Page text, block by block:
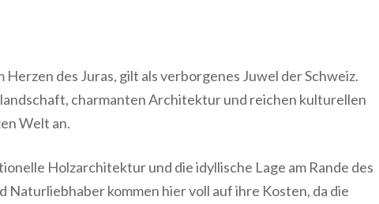
des Juras, gilt als verborgenes Juwel der Schweiz.
charmanten Architektur und reichen kulturellen
Welt an.
Holzarchitektur und die idyllische Lage am Rande des
Naturliebhaber kommen hier voll auf ihre Kosten, da die